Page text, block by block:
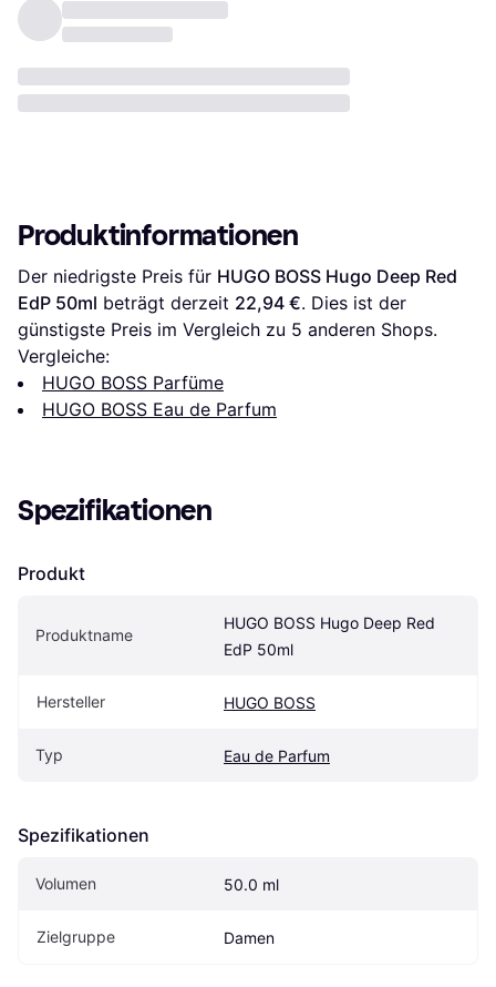
Produktinformationen
Der niedrigste Preis für HUGO BOSS Hugo Deep Red
EdP 50ml beträgt derzeit 22,94 €. Dies ist der
günstigste Preis im Vergleich zu 5 anderen Shops.
Vergleiche:
HUGO BOSS Parfüme
HUGO BOSS Eau de Parfum
Spezifikationen
Produkt
Produktname
HUGO BOSS Hugo Deep Red
EdP 50ml
Hersteller HUGO BOSS
Typ Eau de Parfum
Spezifikationen
Volumen 50.0 ml
Zielgruppe Damen